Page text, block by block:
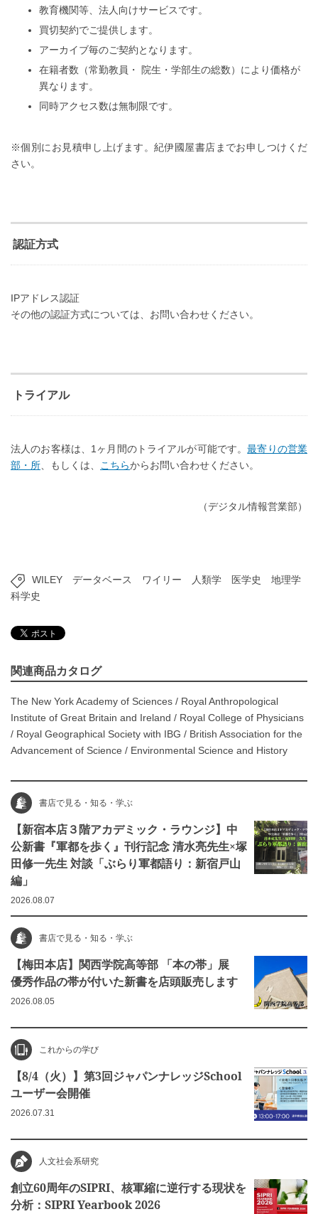
教育機関等、法人向けサービスです。
買切契約でご提供します。
アーカイブ毎のご契約となります。
在籍者数（常勤教員・ 院生・学部生の総数）により価格が
異なります。
同時アクセス数は無制限です。
※個別にお見積申し上げます。紀伊國屋書店までお申しつけくだ
さい。
認証方式
IPアドレス認証
その他の認証方式については、お問い合わせください。
トライアル
法人のお客様は、1ヶ月間のトライアルが可能です。最寄りの営業
部・所 、もしくは、 こちらからお問い合わせください。
（デジタル情報営業部）
WILEY データベース ワイリー 人類学 医学史
地理学
科学史
関連商品カタログ
The New York Academy of Sciences / Royal Anthropological
Institute of Great Britain and Ireland / Royal College of Physicians
/ Royal Geographical Society with IBG / British Association for the
Advancement of Science / Environmental Science and History
書店で見る・知る・学ぶ
【新宿本店３階アカデミック・ラウンジ】中
公新書『軍都を歩く』刊行記念 清水亮先生×塚
田修一先生 対談「ぶらり軍都語り：新宿戸山
編」
2026.08.07
書店で見る・知る・学ぶ
【梅田本店】関西学院高等部 「本の帯」展
優秀作品の帯が付いた新書を店頭販売します
2026.08.05
これからの学び
【8/4（火）】第3回ジャパンナレッジSchool
ユーザー会開催
2026.07.31
人文社会系研究
創立60周年のSIPRI、核軍縮に逆行する現状を
分析：SIPRI Yearbook 2026